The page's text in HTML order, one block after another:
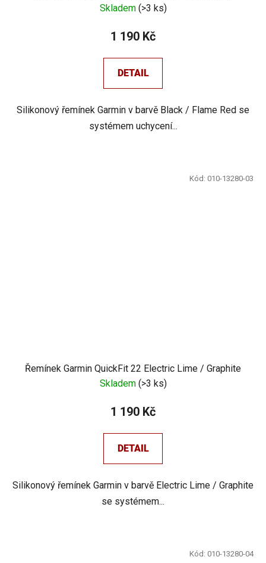
Skladem (>3 ks)
1 190 Kč
DETAIL
Silikonový řemínek Garmin v barvě Black / Flame Red se
systémem uchycení...
Řemínek Garmin QuickFit 22 Electric Lime / Graphite
Skladem (>3 ks)
1 190 Kč
DETAIL
Silikonový řemínek Garmin v barvě Electric Lime / Graphite
se systémem...
Kód: 010-13280-03
Kód: 010-13280-04